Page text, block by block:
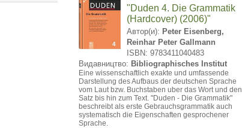
"Duden 4. Die Grammatik
(Hardcover) (2006)"
Автор(и): Peter Eisenberg,
Reinhar Peter Gallmann
ISBN: 9783411040483
Видавництво: Bibliographisches Institut
Eine wissenschaftlich exakte und umfassende
Darstellung des Aufbaus der deutschen Sprache
vom Laut bzw. Buchstaben uber das Wort und den
Satz bis hin zum Text. "Duden - Die Grammatik"
beschreibt als erste Gebrauchsgrammatik auch
systematisch die Eigenschaften gesprochener
Sprache.